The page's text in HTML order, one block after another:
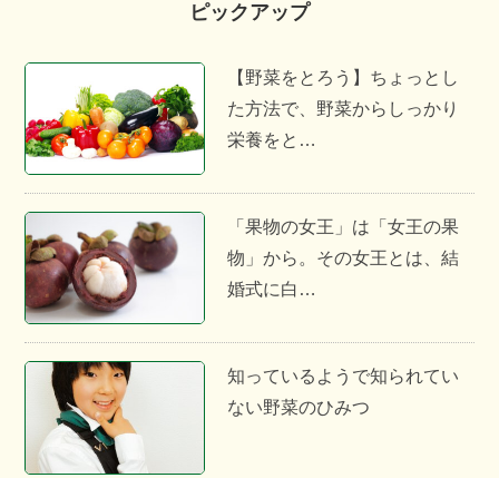
ピックアップ
【野菜をとろう】ちょっとし
た方法で、野菜からしっかり
栄養をと…
「果物の女王」は「女王の果
物」から。その女王とは、結
婚式に白…
知っているようで知られてい
ない野菜のひみつ